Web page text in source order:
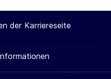
der Karriereseite